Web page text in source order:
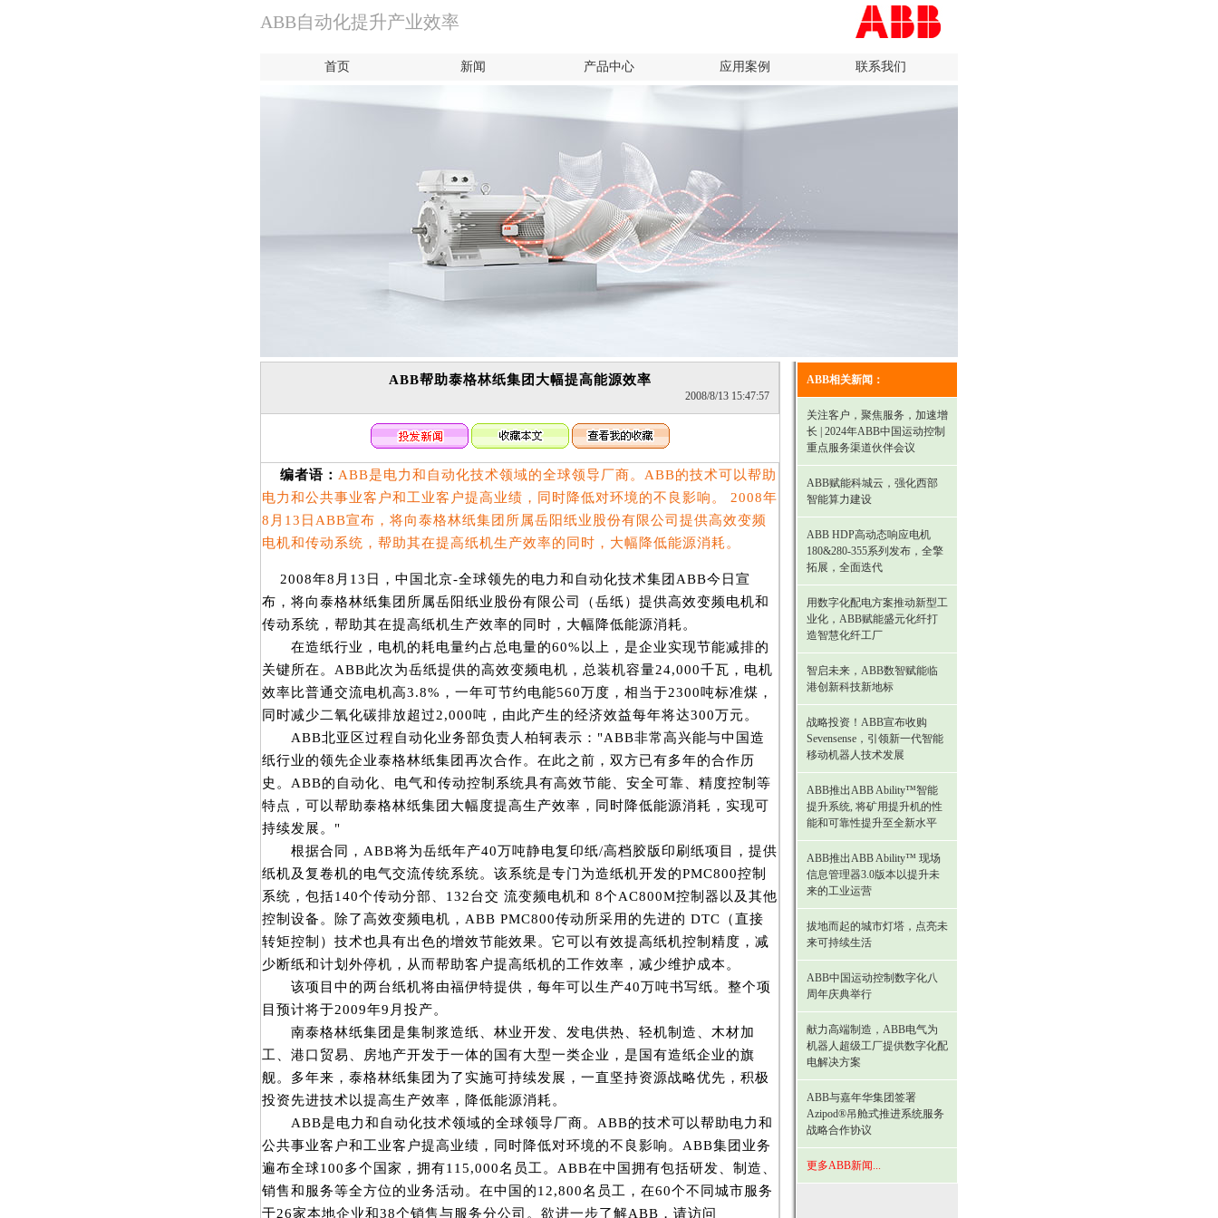
ABB自动化提升产业效率
首页 新闻 产品中心 应用案例 联系我们
ABB帮助泰格林纸集团大幅提高能源效率
2008/8/13 15:47:57
编者语： ABB是电力和自动化技术领域的全球领导厂商。ABB的技术可以帮助
电力和公共事业客户和工业客户提高业绩，同时降低对环境的不良影响。 2008年
8月13日ABB宣布，将向泰格林纸集团所属岳阳纸业股份有限公司提供高效变频
电机和传动系统，帮助其在提高纸机生产效率的同时，大幅降低能源消耗。
2008年8月13日，中国北京-全球领先的电力和自动化技术集团ABB今日宣
布，将向泰格林纸集团所属岳阳纸业股份有限公司（岳纸）提供高效变频电机和
传动系统，帮助其在提高纸机生产效率的同时，大幅降低能源消耗。
在造纸行业，电机的耗电量约占总电量的60%以上，是企业实现节能减排的
关键所在。ABB此次为岳纸提供的高效变频电机，总装机容量24,000千瓦，电机
效率比普通交流电机高3.8%，一年可节约电能560万度，相当于2300吨标准煤，
同时减少二氧化碳排放超过2,000吨，由此产生的经济效益每年将达300万元。
ABB北亚区过程自动化业务部负责人柏轲表示："ABB非常高兴能与中国造
纸行业的领先企业泰格林纸集团再次合作。在此之前，双方已有多年的合作历
史。ABB的自动化、电气和传动控制系统具有高效节能、安全可靠、精度控制等
特点，可以帮助泰格林纸集团大幅度提高生产效率，同时降低能源消耗，实现可
持续发展。"
根据合同，ABB将为岳纸年产40万吨静电复印纸/高档胶版印刷纸项目，提供
纸机及复卷机的电气交流传统系统。该系统是专门为造纸机开发的PMC800控制
系统，包括140个传动分部、132台交 流变频电机和 8个AC800M控制器以及其他
控制设备。除了高效变频电机，ABB PMC800传动所采用的先进的 DTC（直接
转矩控制）技术也具有出色的增效节能效果。它可以有效提高纸机控制精度，减
少断纸和计划外停机，从而帮助客户提高纸机的工作效率，减少维护成本。
该项目中的两台纸机将由福伊特提供，每年可以生产40万吨书写纸。整个项
目预计将于2009年9月投产。
南泰格林纸集团是集制浆造纸、林业开发、发电供热、轻机制造、木材加
工、港口贸易、房地产开发于一体的国有大型一类企业，是国有造纸企业的旗
舰。多年来，泰格林纸集团为了实施可持续发展，一直坚持资源战略优先，积极
投资先进技术以提高生产效率，降低能源消耗。
ABB是电力和自动化技术领域的全球领导厂商。ABB的技术可以帮助电力和
公共事业客户和工业客户提高业绩，同时降低对环境的不良影响。ABB集团业务
遍布全球100多个国家，拥有115,000名员工。ABB在中国拥有包括研发、制造、
销售和服务等全方位的业务活动。在中国的12,800名员工，在60个不同城市服务
于26家本地企业和38个销售与服务分公司。欲进一步了解ABB，请访问
ABB相关新闻：
关注客户，聚焦服务，加速增
长 | 2024年ABB中国运动控制
重点服务渠道伙伴会议
ABB赋能科城云，强化西部
智能算力建设
ABB HDP高动态响应电机
180&280-355系列发布，全擎
拓展，全面迭代
用数字化配电方案推动新型工
业化，ABB赋能盛元化纤打
造智慧化纤工厂
智启未来，ABB数智赋能临
港创新科技新地标
战略投资！ABB宣布收购
Sevensense，引领新一代智能
移动机器人技术发展
ABB推出ABB Ability™智能
提升系统, 将矿用提升机的性
能和可靠性提升至全新水平
ABB推出ABB Ability™ 现场
信息管理器3.0版本以提升未
来的工业运营
拔地而起的城市灯塔，点亮未
来可持续生活
ABB中国运动控制数字化八
周年庆典举行
献力高端制造，ABB电气为
机器人超级工厂提供数字化配
电解决方案
ABB与嘉年华集团签署
Azipod®吊舱式推进系统服务
战略合作协议
更多ABB新闻...